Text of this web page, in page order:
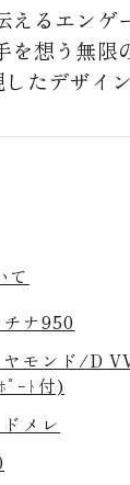
えるエンゲ
を想う無限
たデザイン
て
チナ950
ヤモンド/D
ﾟｰﾄ付)
メレ